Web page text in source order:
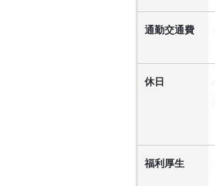
通勤交通費
休日
福利厚生